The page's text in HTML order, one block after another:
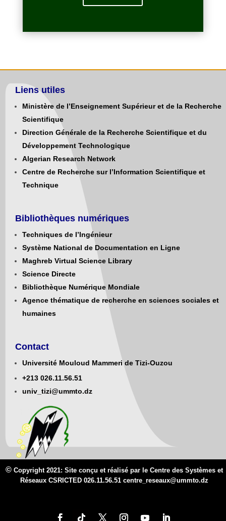
Liens utiles
Ministère de l’Enseignement Supérieur et de la Recherche
Scientifique
Direction Générale de la Recherche Scientifique et du
Développement Technologique
Algerian Research Network
Centre de Recherche sur l’Information Scientifique et
Technique
Bibliothèques numériques
Techniques de l’Ingénieur
Système National de Documentation en Ligne
Maghreb Virtual Science Library
Science Directe
Bibliothèque Numérique Mondiale
Agence thématique de recherche en sciences sociales et
humaines
Contact
Université Mouloud Mammeri de Tizi-Ouzou
+213 026.11.56.51
univ_tizi@ummto.dz
© Copyright 2021: Site conçu et réalisé par le Centre des Systèmes et
Réseaux CSRICTED 026.11.56.51 centre_reseaux@ummto.dz